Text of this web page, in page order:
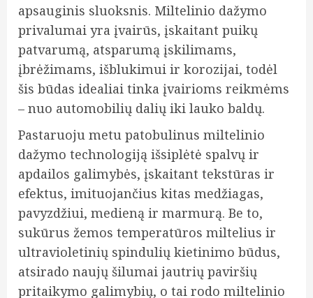
apsauginis sluoksnis. Miltelinio dažymo
privalumai yra įvairūs, įskaitant puikų
patvarumą, atsparumą įskilimams,
įbrėžimams, išblukimui ir korozijai, todėl
šis būdas idealiai tinka įvairioms reikmėms
– nuo automobilių dalių iki lauko baldų.
Pastaruoju metu patobulinus miltelinio
dažymo technologiją išsiplėtė spalvų ir
apdailos galimybės, įskaitant tekstūras ir
efektus, imituojančius kitas medžiagas,
pavyzdžiui, medieną ir marmurą. Be to,
sukūrus žemos temperatūros miltelius ir
ultravioletinių spindulių kietinimo būdus,
atsirado naujų šilumai jautrių paviršių
pritaikymo galimybių, o tai rodo miltelinio